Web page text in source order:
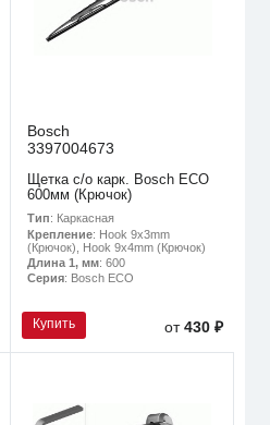
Bosch
3397004673
Щетка с/о карк. Bosch ECO
600мм (Крючок)
Тип: Каркасная
Крепление: Hook 9x3mm
(Крючок), Hook 9x4mm (Крючок)
Длина 1, мм: 600
Серия: Bosch ECO
Купить от430 ₽